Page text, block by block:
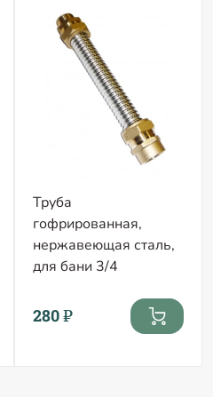
Труба
гофрированная,
нержавеющая сталь,
для бани 3/4
280 ₽